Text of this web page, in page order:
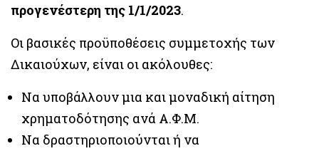
προγενέστερη της 1/1/2023.
Οι βασικές προϋποθέσεις συμμετοχής των
Δικαιούχων, είναι οι ακόλουθες:
Να υποβάλλουν μια και μοναδική αίτηση
χρηματοδότησης ανά Α.Φ.Μ.
Να δραστηριοποιούνται ή να